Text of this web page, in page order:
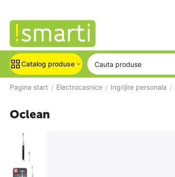
Catalog produse
Pagina start / Electrocasnice / Ingrijire personala /
Oclean